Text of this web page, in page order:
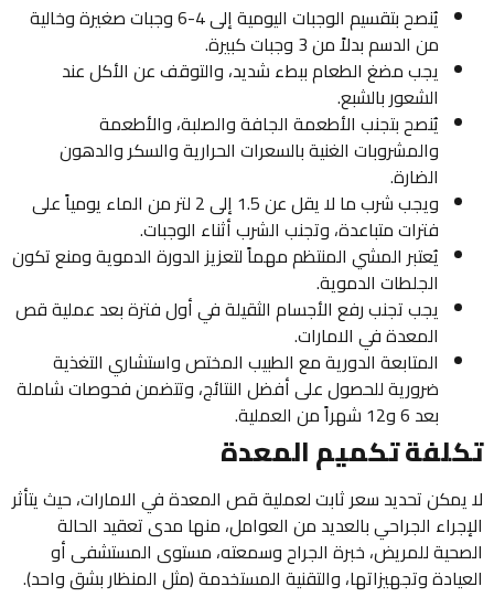
يُنصح بتقسيم الوجبات اليومية إلى 4-6 وجبات صغيرة وخالية
من الدسم بدلاً من 3 وجبات كبيرة.
يجب مضغ الطعام ببطء شديد، والتوقف عن الأكل عند
الشعور بالشبع.
يُنصح بتجنب الأطعمة الجافة والصلبة، والأطعمة
والمشروبات الغنية بالسعرات الحرارية والسكر والدهون
الضارة.
ويجب شرب ما لا يقل عن 1.5 إلى 2 لتر من الماء يومياً على
فترات متباعدة، وتجنب الشرب أثناء الوجبات.
يُعتبر المشي المنتظم مهماً لتعزيز الدورة الدموية ومنع تكون
الجلطات الدموية.
يجب تجنب رفع الأجسام الثقيلة في أول فترة بعد عملية قص
المعدة في الامارات.
المتابعة الدورية مع الطبيب المختص واستشاري التغذية
ضرورية للحصول على أفضل النتائج، وتتضمن فحوصات شاملة
بعد 6 و12 شهراً من العملية.
تكلفة تكميم المعدة
لا يمكن تحديد سعر ثابت لعملية قص المعدة في الامارات، حيث يتأثر
الإجراء الجراحي بالعديد من العوامل، منها مدى تعقيد الحالة
الصحية للمريض، خبرة الجراح وسمعته، مستوى المستشفى أو
العيادة وتجهيزاتها، والتقنية المستخدمة (مثل المنظار بشق واحد).